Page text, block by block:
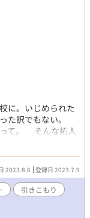
に。いじめられた
た訳でもない。
って。 そんな拓人
見、ヤンキー少年
け書いてお蔵入
二人が仲良くなっ
事象はすべてフィ
所が多々ありま
タ、小説家になろ
2023.8.6 登録日 2023.7.9
引きこもり